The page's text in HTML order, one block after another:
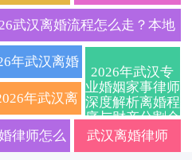
财产分割
纷一站式
攻略
婚律师在线免费
财产分割与子女
抚养纠纷，定制
离婚协议服务
武汉离婚流程怎么走？本地
家事律师详解协议与诉讼避
坑要点
年武汉离婚
费用标准及
解析：资深
年武汉离
律师费用标
2026年武汉专
业婚姻家事律师
深度解析离婚程
序与财产分割全
攻略，本地法律
服务精准匹配
律师怎么 武汉离婚律师